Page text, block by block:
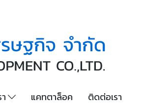
า แคทตาล็อค ติดต่อเรา